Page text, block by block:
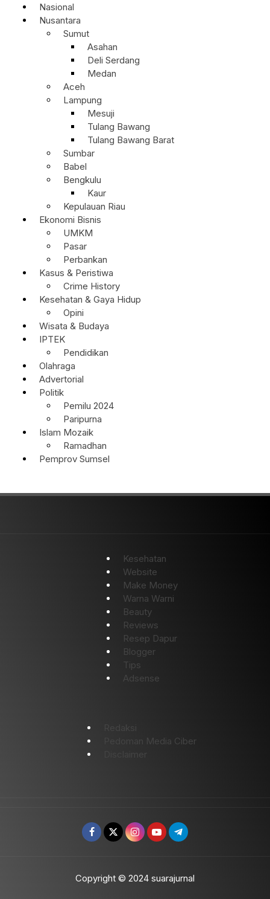
Nasional
Nusantara
Sumut
Asahan
Deli Serdang
Medan
Aceh
Lampung
Mesuji
Tulang Bawang
Tulang Bawang Barat
Sumbar
Babel
Bengkulu
Kaur
Kepulauan Riau
Ekonomi Bisnis
UMKM
Pasar
Perbankan
Kasus & Peristiwa
Crime History
Kesehatan & Gaya Hidup
Opini
Wisata & Budaya
IPTEK
Pendidikan
Olahraga
Advertorial
Politik
Pemilu 2024
Paripurna
Islam Mozaik
Ramadhan
Pemprov Sumsel
Kesehatan
Website
Make Money
Warna Warni
Beauty
Reviews
Resep Dapur
Blogger
Tips
Adsense
Redaksi
Pedoman Media Ciber
Copyright © 2024 suarajurnal